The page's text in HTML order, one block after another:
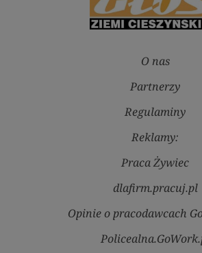
O nas
Partnerzy
Regulaminy
Reklamy:
Praca Żywiec
dlafirm.pracuj.pl
Opinie o pracodawcach